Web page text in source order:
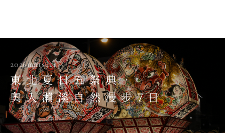
2026matsuri
東北夏日五祭典．
奧入瀨溪自然漫步7日